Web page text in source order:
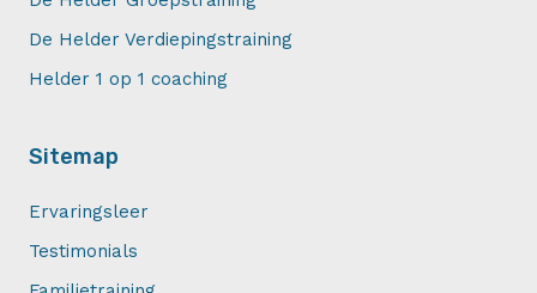
De Helder Verdiepingstraining
Helder 1 op 1 coaching
Sitemap
Ervaringsleer
Testimonials